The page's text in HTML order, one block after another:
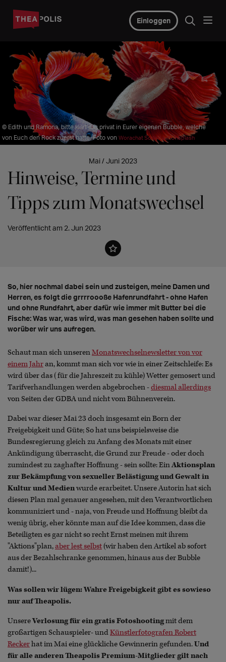
Einloggen
© Edith und Ramona, bitte klärt das privat in Eurer eigenen Bubble, welche
von Euch den Rock zuerst hatte. Foto von Worachat Sodsri auf Unsplash
Mai / Juni 2023
Hinweise, Termine und
Tipps zum Monatswechsel
Veröffentlicht am 2. Jun 2023
So, hier nochmal dabei sein und zusteigen, meine Damen und
Herren, es folgt die grrrroooße Hafenrundfahrt - ohne Hafen
und ohne Rundfahrt, aber dafür wie immer mit Butter bei die
Fische: Was war, was wird, was man gesehen haben sollte und
worüber wir uns aufregen.
Schaut man sich unserenMonatswechselnewsletter von vor
einem Jahran, kommt man sich vor wie in einer Zeitschleife: Es
wird über das (für die Jahreszeit zu kühle) Wetter gemosert und
Tarifverhandlungen werden abgebrochen -diesmal allerdings
von Seiten der GDBA und nicht vom Bühnenverein.
Dabei war dieser Mai 23 doch insgesamt ein Born der
Freigebigkeit und Güte; So hat uns beispielsweise die
Bundesregierung gleich zu Anfang des Monats mit einer
Ankündigung überrascht, die Grund zur Freude - oder doch
zumindest zu zaghafter Hoffnung - sein sollte: EinAktionsplan
zur Bekämpfung von sexueller Belästigung und Gewalt in
Kultur und Medienwurde erarbeitet. Unsere Autorin hat sich
diesen Plan mal genauer angesehen, mit den Verantwortlichen
kommuniziert und - naja, von Freude und Hoffnung bleibt da
wenig übrig, eher könnte man auf die Idee kommen, dass die
Beteiligten es gar nicht so recht Ernst meinen mit ihrem
"Aktions"plan,aber lest selbst(wir haben den Artikel ab sofort
aus der Bezahlschranke genommen, hinaus aus der Bubble
damit!)...
Was sollen wir lügen: Wahre Freigebigkeit gibt es sowieso
nur auf Theapolis.
UnsereVerlosung für ein gratis Fotoshootingmit dem
großartigen Schauspieler- undKünstlerfotografen Robert
Reckerhat im Mai eine glückliche Gewinnerin gefunden.Und
für alle anderen Theapolis Premium-Mitglieder gilt nach